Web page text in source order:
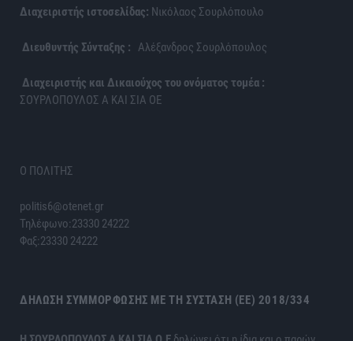
Διαχειριστής ιστοσελίδας: Νικόλαος Σουρλόπουλο
Διευθυντής Σύνταξης : Αλέξανδρος Σουρλόπουλος
Διαχειριστής και Δικαιούχος του ονόματος τομέα :
ΣΟΥΡΛΟΠΟΥΛΟΣ Α ΚΑΙ ΣΙΑ ΟΕ
Ο ΠΟΛΙΤΗΣ
politis6@otenet.gr
Τηλέφωνο:23330 24222
Φαξ:23330 24222
ΔΉΛΩΣΗ ΣΥΜΜΌΡΦΩΣΗΣ ΜΕ ΤΗ ΣΎΣΤΑΣΗ (ΕΕ) 2018/334